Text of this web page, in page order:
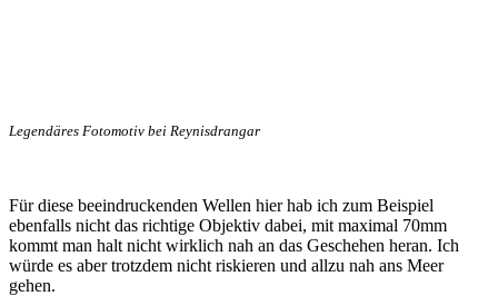
Legendäres Fotomotiv bei Reynisdrangar
Für diese beeindruckenden Wellen hier hab ich zum Beispiel
ebenfalls nicht das richtige Objektiv dabei, mit maximal 70mm
kommt man halt nicht wirklich nah an das Geschehen heran. Ich
würde es aber trotzdem nicht riskieren und allzu nah ans Meer
gehen.